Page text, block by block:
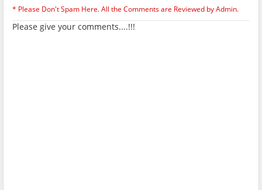
* Please Don't Spam Here. All the Comments are Reviewed by Admin.
Please give your comments....!!!